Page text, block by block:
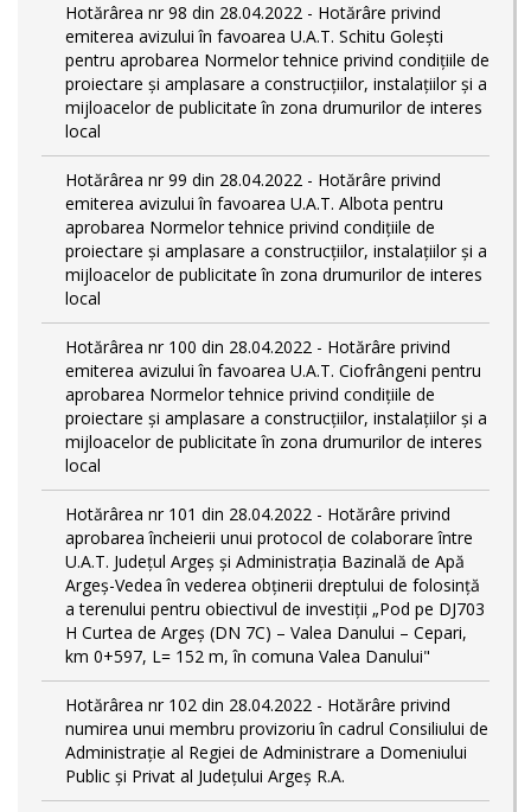
Hotărârea nr 98 din 28.04.2022 - Hotărâre privind
emiterea avizului în favoarea U.A.T. Schitu Golești
pentru aprobarea Normelor tehnice privind condiţiile de
proiectare şi amplasare a construcţiilor, instalaţiilor şi a
mijloacelor de publicitate în zona drumurilor de interes
local
Hotărârea nr 99 din 28.04.2022 - Hotărâre privind
emiterea avizului în favoarea U.A.T. Albota pentru
aprobarea Normelor tehnice privind condiţiile de
proiectare şi amplasare a construcţiilor, instalaţiilor şi a
mijloacelor de publicitate în zona drumurilor de interes
local
Hotărârea nr 100 din 28.04.2022 - Hotărâre privind
emiterea avizului în favoarea U.A.T. Ciofrângeni pentru
aprobarea Normelor tehnice privind condiţiile de
proiectare şi amplasare a construcţiilor, instalaţiilor şi a
mijloacelor de publicitate în zona drumurilor de interes
local
Hotărârea nr 101 din 28.04.2022 - Hotărâre privind
aprobarea încheierii unui protocol de colaborare între
U.A.T. Județul Argeș și Administrația Bazinală de Apă
Argeș-Vedea în vederea obținerii dreptului de folosință
a terenului pentru obiectivul de investiții „Pod pe DJ703
H Curtea de Argeş (DN 7C) – Valea Danului – Cepari,
km 0+597, L= 152 m, în comuna Valea Danului"
Hotărârea nr 102 din 28.04.2022 - Hotărâre privind
numirea unui membru provizoriu în cadrul Consiliului de
Administrație al Regiei de Administrare a Domeniului
Public și Privat al Județului Argeș R.A.